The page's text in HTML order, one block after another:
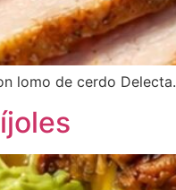
lomo de cerdo Delecta.